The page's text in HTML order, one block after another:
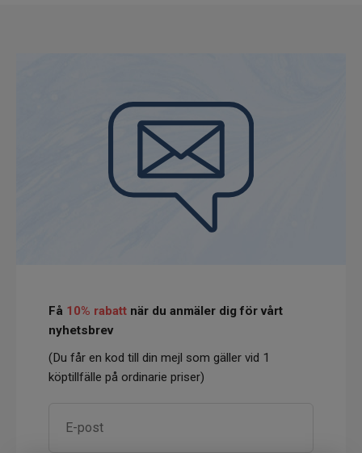
Få 10% rabatt när du anmäler dig för vårt
nyhetsbrev
(Du får en kod till din mejl som gäller vid 1
köptillfälle på ordinarie priser)